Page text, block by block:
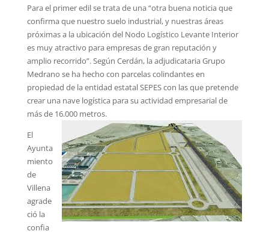
Para el primer edil se trata de una “otra buena noticia que
confirma que nuestro suelo industrial, y nuestras áreas
próximas a la ubicación del Nodo Logístico Levante Interior
es muy atractivo para empresas de gran reputación y
amplio recorrido”. Según Cerdán, la adjudicataria Grupo
Medrano se ha hecho con parcelas colindantes en
propiedad de la entidad estatal SEPES con las que pretende
crear una nave logística para su actividad empresarial de
más de 16.000 metros.
El
Ayunta
miento
de
Villena
agrade
ció la
confia